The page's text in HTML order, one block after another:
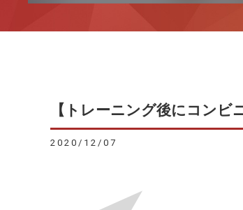
【トレーニング後にコンビ
2020/12/07